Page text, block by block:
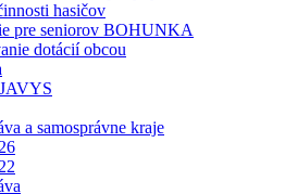
hasičov
pre seniorov BOHUNKA
dotácií obcou
a samosprávne kraje